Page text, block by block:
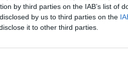
by third parties on the IAB’s list of
by us to third parties on the
it to other third parties.
svar
Camaro som
Senaste inlägget av
timmar sedani